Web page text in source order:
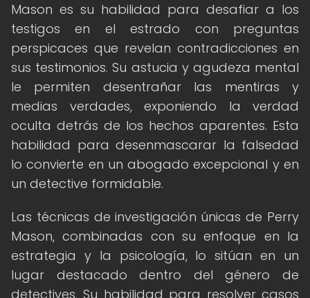
Mason es su habilidad para desafiar a los
testigos en el estrado con preguntas
perspicaces que revelan contradicciones en
sus testimonios. Su astucia y agudeza mental
le permiten desentrañar las mentiras y
medias verdades, exponiendo la verdad
oculta detrás de los hechos aparentes. Esta
habilidad para desenmascarar la falsedad
lo convierte en un abogado excepcional y en
un detective formidable.
Las técnicas de investigación únicas de Perry
Mason, combinadas con su enfoque en la
estrategia y la psicología, lo sitúan en un
lugar destacado dentro del género de
detectives. Su habilidad para resolver casos